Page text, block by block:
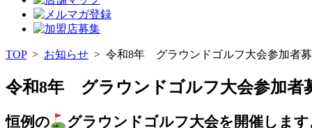
TOP> お知らせ > 令和8年 グラウンドゴルフ大会参加者
令和8年 グラウンドゴルフ大会参加者
恒例の グラウンドゴルフ大会を開催します